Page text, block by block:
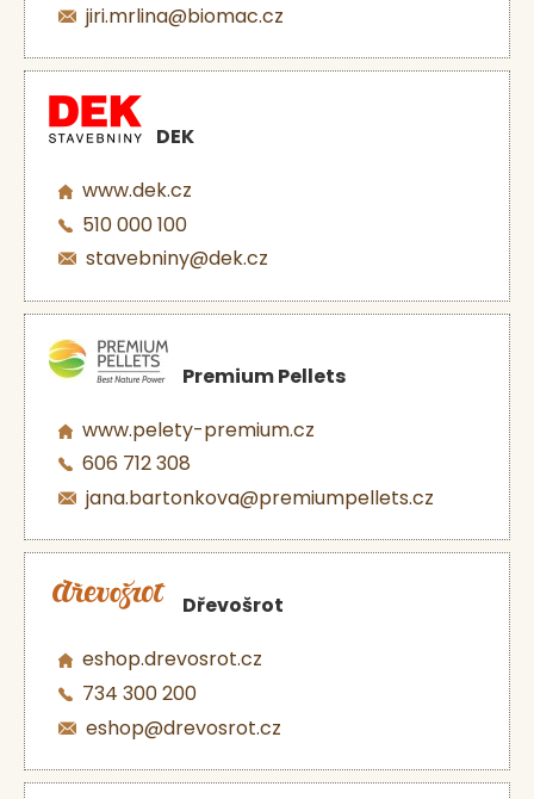
jiri.mrlina@biomac.cz
DEK
www.dek.cz
510 000 100
stavebniny@dek.cz
Premium Pellets
www.pelety-premium.cz
606 712 308
jana.bartonkova@premiumpellets.cz
Dřevošrot
eshop.drevosrot.cz
734 300 200
eshop@drevosrot.cz